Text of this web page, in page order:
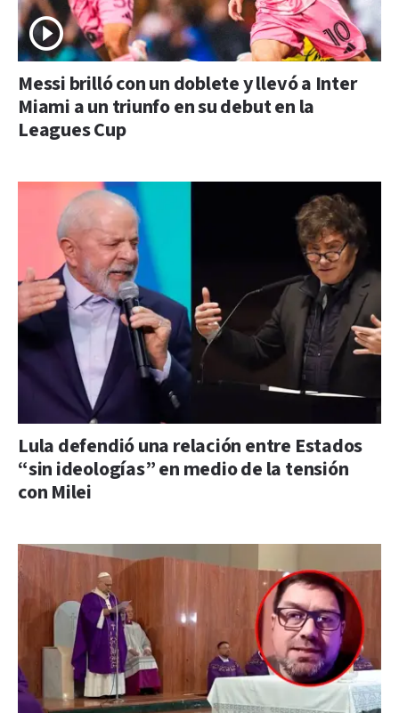
Messi brilló con un doblete y llevó a Inter
Miami a un triunfo en su debut en la
Leagues Cup
Lula defendió una relación entre Estados
“sin ideologías” en medio de la tensión
con Milei